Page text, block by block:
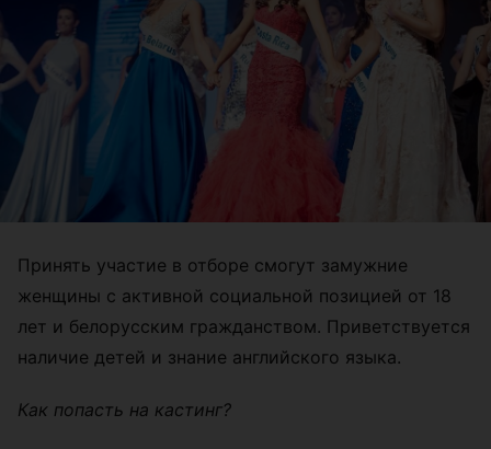
Принять участие в отборе смогут замужние
женщины с активной социальной позицией от 18
лет и белорусским гражданством. Приветствуется
наличие детей и знание английского языка.
Как попасть на кастинг?